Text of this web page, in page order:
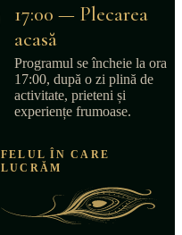
17:00 — Plecarea
acasă
Programul se încheie la ora
17:00, după o zi plină de
activitate, prieteni și
experiențe frumoase.
FELUL ÎN CARE
LUCRĂM